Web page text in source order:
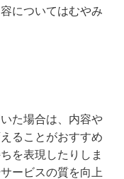
についてはむやみ
た場合は、内容や
ることがおすすめ
を表現したりしま
ービスの質を向上